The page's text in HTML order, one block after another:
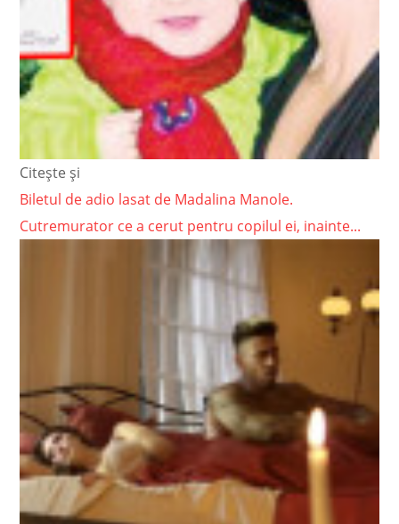
Citește și
Biletul de adio lasat de Madalina Manole.
Cutremurator ce a cerut pentru copilul ei, inainte...